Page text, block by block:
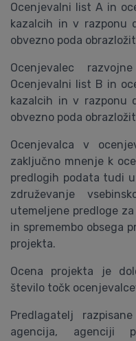
Ocenjevalni list A in
kazalcih in v razponu
obvezno poda
Ocenjevalec
Ocenjevalni list B in
kazalcih in v razponu
obvezno poda
Ocenjevalca v
zaključno mnenje k
predlogih podata tudi
združevanje
utemeljene predloge
in spremembo obsega
projekta.
Ocena projekta je
število točk
Predlagatelj
agencija, agenciji